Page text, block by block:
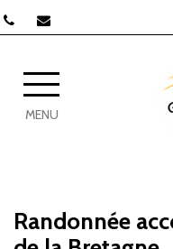
MENU
Randonnée